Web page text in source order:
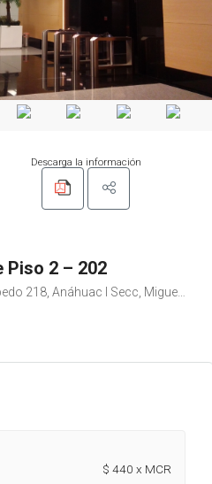
Descarga la información
2 – 202
Miguel Hidalgo, 11320 Ciudad de México, CDMX
$ 440 x MCR